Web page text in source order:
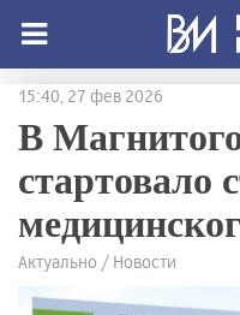
15:40, 27 фев 2026
В
стартовало
Актуально / Новости